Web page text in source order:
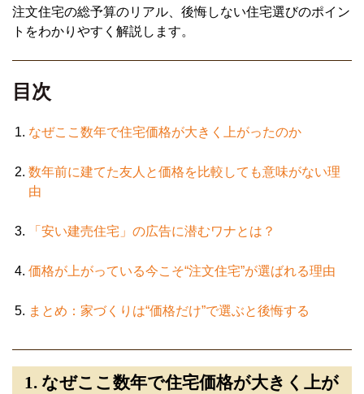
注文住宅の総予算のリアル、後悔しない住宅選びのポイン
トをわかりやすく解説します。
目次
なぜここ数年で住宅価格が大きく上がったのか
数年前に建てた友人と価格を比較しても意味がない理
由
「安い建売住宅」の広告に潜むワナとは？
価格が上がっている今こそ“注文住宅”が選ばれる理由
まとめ：家づくりは“価格だけ”で選ぶと後悔する
1. なぜここ数年で住宅価格が大きく上が